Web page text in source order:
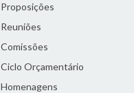
Proposições
Reuniões
Comissões
Ciclo Orçamentário
Homenagens